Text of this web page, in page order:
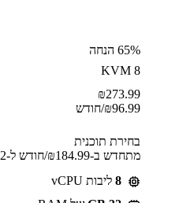
65% הנחה
KVM 8
273.99
₪
96.99
₪/חודש
בחירת תוכנית
מתחדש ב-⁦184.99⁩₪/חודש ל-2 שנים. בטלו בכל עת.
8 ליבות vCPU